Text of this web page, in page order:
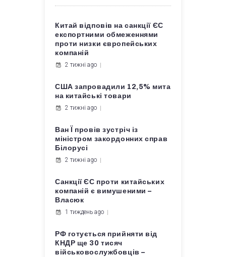
Китай відповів на санкції ЄС
експортними обмеженнями
проти низки європейських
компаній
2 тижні ago
США запровадили 12,5% мита
на китайські товари
2 тижні ago
Ван Ї провів зустріч із
міністром закордонних справ
Білорусі
2 тижні ago
Санкції ЄС проти китайських
компаній є вимушеними –
Власюк
1 тиждень ago
РФ готується прийняти від
КНДР ще 30 тисяч
військовослужбовців –